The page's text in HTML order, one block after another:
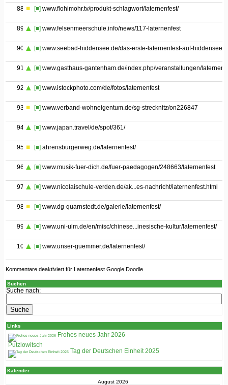
88 [■] www.flohimohr.tv/produkt-schlagwort/laternenfest/
89 [■] www.felsenmeerschule.info/news/117-laternenfest
90 [■] www.seebad-hiddensee.de/das-erste-laternenfest-auf-hiddensee/
91 [■] www.gasthaus-gantenham.de/index.php/veranstaltungen/
92 [■] www.istockphoto.com/de/fotos/laternenfest
93 [■] www.verband-wohneigentum.de/sg-strecknitz/on226847
94 [■] www.japan.travel/de/spot/361/
95 [■] ahrensburgerweg.de/laternenfest/
96 [■] www.musik-fuer-dich.de/fuer-paedagogen/248663/laternenfest
97 [■] www.nicolaischule-verden.de/ak...es-nachricht/laternenfest.html
98 [■] www.dg-quarnstedt.de/galerie/laternenfest/
99 [■] www.uni-ulm.de/en/misc/chinese...inesische-kultur/laternenfest/
100 [■] www.unser-guemmer.de/laternenfest/
Kommentare deaktiviertfür Laternenfest Google Doodle
Suchen
Suche nach:
Links
Frohes neues Jahr 2026
Putzlowitsch
Tag der Deutschen Einheit 2025
Kalender
August 2026